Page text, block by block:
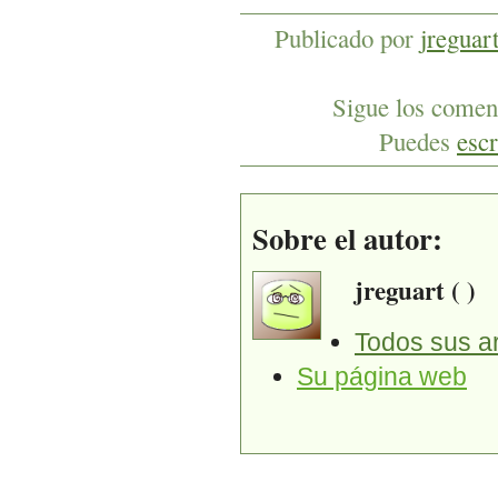
Publicado por jreguart
Sigue los
Puedes
Sobre el autor:
jreguart ( )
Todos sus
Su página web